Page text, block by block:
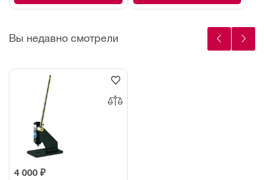
Вы недавно смотрели
4 000 ₽